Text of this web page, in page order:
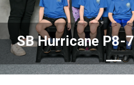
SB Hurricane P8-7